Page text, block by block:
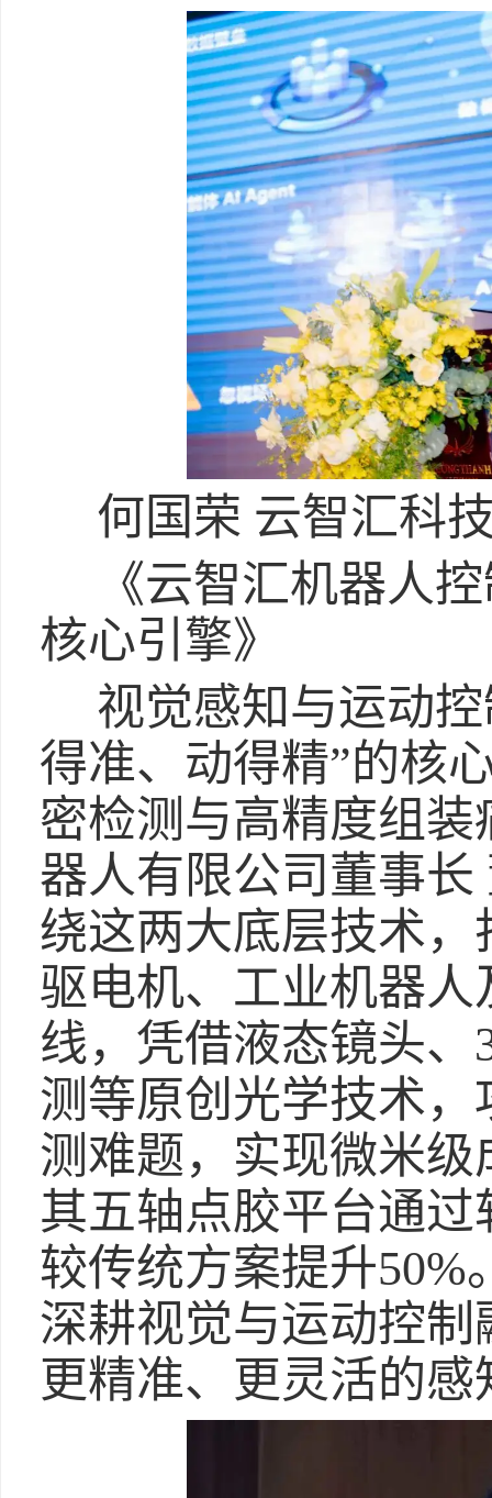
何国荣 云智汇科
《云智汇机器人
核心引擎》
视觉感知与运动
得准、动得精”的核
密检测与高精度组
器人有限公司董事
绕这两大底层技术
驱电机、工业机器
线，凭借液态镜头、
测等原创光学技术
测难题，实现微米
其五轴点胶平台通
较传统方案提升
深耕视觉与运动控
更精准、更灵活的